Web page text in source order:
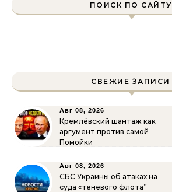
ПОИСК ПО САЙТУ
СВЕЖИЕ ЗАПИСИ
Авг 08, 2026
Кремлёвский шантаж как
аргумент против самой
Помойки
Авг 08, 2026
СБС Украины об атаках на
суда «теневого флота”